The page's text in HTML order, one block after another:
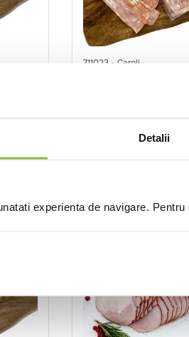
Detalii
experienta de navigare.
711023 Caroli